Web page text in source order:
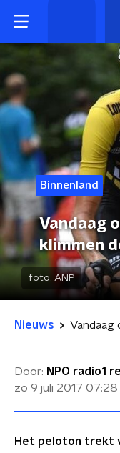
Binnenland
Vandaag
klimmen
foto: ANP
Nieuws
Door: NPO radio1
zo 9 juli 2017 07:28
Het peloton trekt